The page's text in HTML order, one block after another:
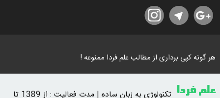
هر گونه کپی برداری از مطالب علم فردا ممنوعه !
علم فردا تکنولوژی به زبان ساده | مدت فعالیت : از 1389 تا